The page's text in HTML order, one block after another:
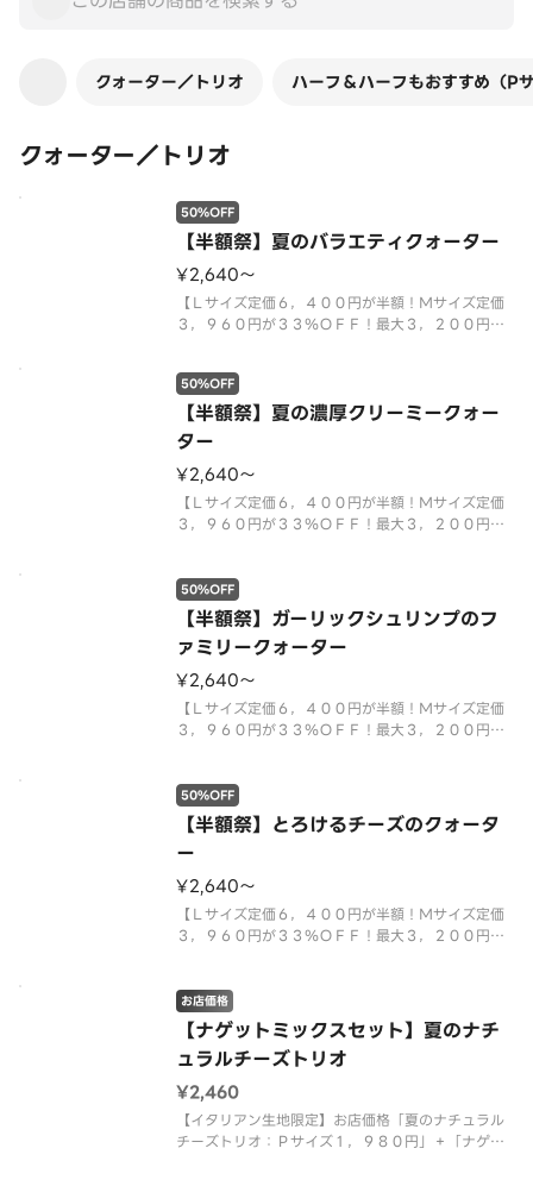
クォーター／トリオ ハーフ＆ハーフもおすすめ（P
クォーター／トリオ
【半額祭】夏のバラエティクォーター
50%OFF
¥2,640〜
【Ｌサイズ定価６，４００円が半額！Ｍサイズ定価
３，９６０円が３３％ＯＦＦ！最大３，２００円お
クビーフ＆フレッシュレタス」に、満足感たっぷり
の「芳醇チェダーチーズ＆ベーコンポテト」、ピザ
ーラ定番の美味しさが楽しめる「
【半額祭】夏の濃厚クリーミークォー
ター
50%OFF
¥2,640〜
【Ｌサイズ定価６，４００円が半額！Ｍサイズ定価
３，９６０円が３３％ＯＦＦ！最大３，２００円お
定番「もち明太子ピザ」、子どもから大人まで楽し
める「たっぷりクリーミーコーン
【半額祭】ガーリックシュリンプのフ
ァミリークォーター
50%OFF
¥2,640〜
【Ｌサイズ定価６，４００円が半額！Ｍサイズ定価
３，９６０円が３３％ＯＦＦ！最大３，２００円お
人気Ｎｏ．１「テリヤキチキン」、「ミート＆マヨ
ポテト」、「濃厚ミートソース＆
【半額祭】とろけるチーズのクォータ
ー
50%OFF
¥2,640〜
【Ｌサイズ定価６，４００円が半額！Ｍサイズ定価
３，９６０円が３３％ＯＦＦ！最大３，２００円お
りベーコン」、「マルゲリータ」のピザが１度に楽
しめる大人も子供も大満足なクォ
【ナゲットミックスセット】夏のナチ
ュラルチーズトリオ
お店価格
¥2,460
【イタリアン生地限定】お店価格「夏のナチュラル
チーズトリオ：Ｐサイズ１，９８０円」＋「ナゲッ